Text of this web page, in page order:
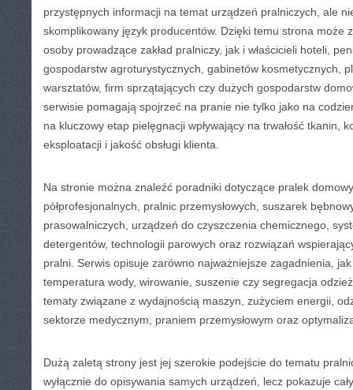
przystępnych informacji na temat urządzeń pralniczych, ale
skomplikowany język producentów. Dzięki temu strona może
osoby prowadzące zakład pralniczy, jak i właścicieli hoteli,
gospodarstw agroturystycznych, gabinetów kosmetycznych,
warsztatów, firm sprzątających czy dużych gospodarstw
serwisie pomagają spojrzeć na pranie nie tylko jako na
na kluczowy etap pielęgnacji wpływający na trwałość tkanin,
eksploatacji i jakość obsługi klienta.
Na stronie można znaleźć poradniki dotyczące pralek
półprofesjonalnych, pralnic przemysłowych, suszarek
prasowalniczych, urządzeń do czyszczenia chemicznego,
detergentów, technologii parowych oraz rozwiązań
pralni. Serwis opisuje zarówno najważniejsze zagadnienia,
temperatura wody, wirowanie, suszenie czy segregacja
tematy związane z wydajnością maszyn, zużyciem energii,
sektorze medycznym, praniem przemysłowym oraz
Dużą zaletą strony jest jej szerokie podejście do tematu
wyłącznie do opisywania samych urządzeń, lecz pokazuje